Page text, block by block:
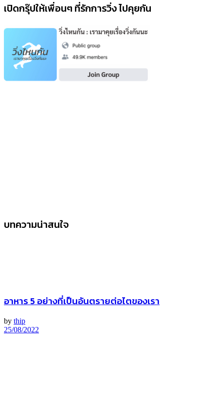
เปิดกรุ๊ปให้เพื่อนๆ ที่รักการวิ่ง ไปคุยกัน
บทความน่าสนใจ
อาหาร 5 อย่างที่เป็นอันตรายต่อไตของเรา
by thip
25/08/2022